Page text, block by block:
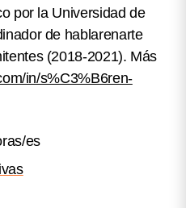
por la Universidad de
de hablarenarte
(2018-2021). Más
in/s%C3%B6ren-
es